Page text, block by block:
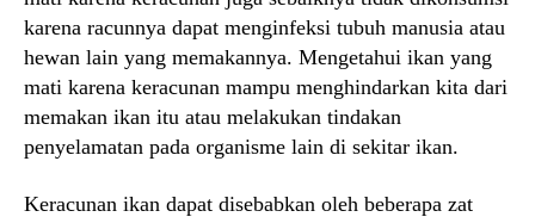
karena racunnya dapat menginfeksi tubuh manusia atau
hewan lain yang memakannya. Mengetahui ikan yang
mati karena keracunan mampu menghindarkan kita dari
memakan ikan itu atau melakukan tindakan
penyelamatan pada organisme lain di sekitar ikan.
Keracunan ikan dapat disebabkan oleh beberapa zat